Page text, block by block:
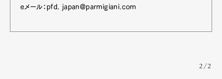
eメール：pfd. japan@parmigiani.com
2/2